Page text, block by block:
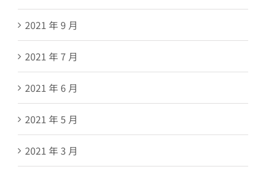
2021 年 9 月
2021 年 7 月
2021 年 6 月
2021 年 5 月
2021 年 3 月